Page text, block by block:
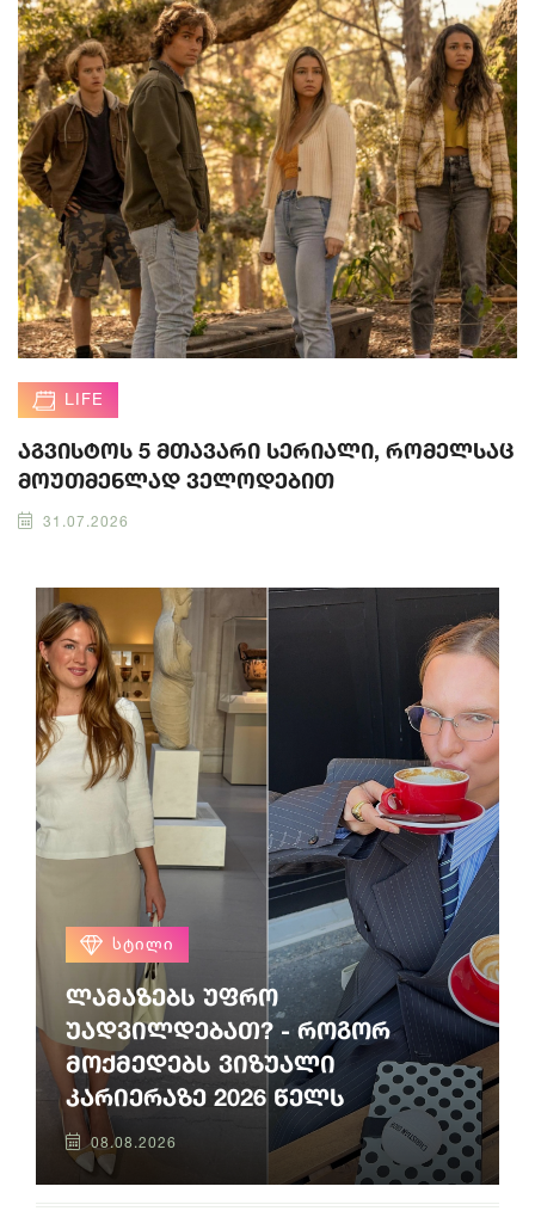
LIFE
აგვისტოს 5 მთავარი სერიალი, რომელსაც
მოუთმენლად ველოდებით
31.07.2026
ᲡᲢᲘᲚᲘ
ლამაზებს უფრო
უადვილდებათ? - როგორ
მოქმედებს ვიზუალი
კარიერაზე 2026 წელს
08.08.2026